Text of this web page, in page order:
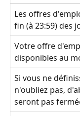
Les offres
fin (à 23:59) des
Votre offre
disponibles au
Si vous ne
n'oubliez pas,
seront pas